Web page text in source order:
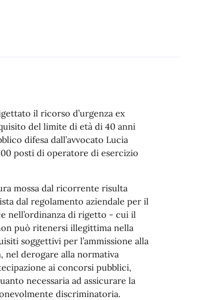
il ricorso d’urgenza ex
del limite di età di 40 anni
difesa dall’avvocato Lucia
posti di operatore di esercizio
mossa dal ricorrente risulta
dal regolamento aziendale per il
nell’ordinanza di rigetto - cui il
può ritenersi illegittima nella
soggettivi per l’ammissione alla
nel derogare alla normativa
ai concorsi pubblici,
necessaria ad assicurare la
discriminatoria.